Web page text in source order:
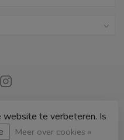
Speelgoed
website te verbeteren. Is
Meer over cookies »